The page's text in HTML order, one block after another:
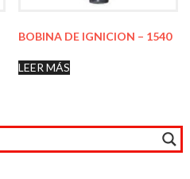
BOBINA DE IGNICION – 1540
LEER MÁS